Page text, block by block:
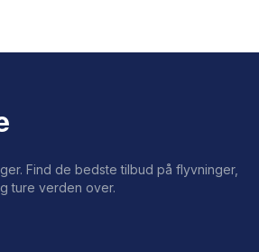
Find de bedste tilbud på flyvninger,
ture verden over.